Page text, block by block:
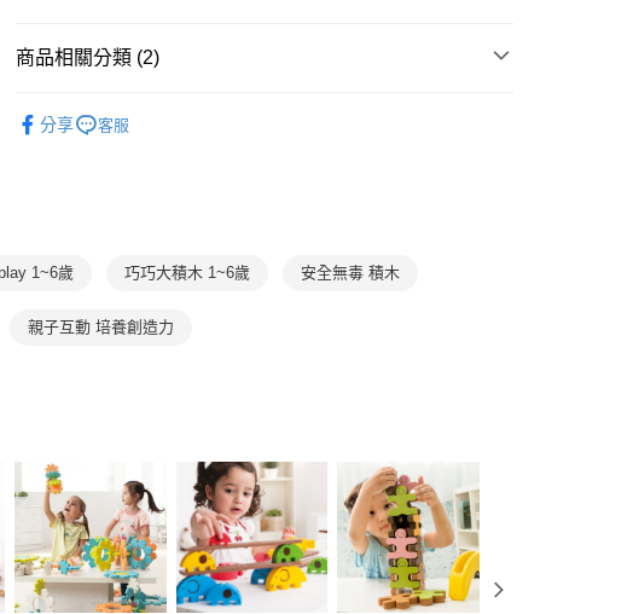
無法說明評估內容。
醒簡訊。
款買賣價金債權讓與本公司後，依約使用本公司帳單繳交帳款。
資料（包含姓名、電話或地址）提供予台灣大哥大進項蒐集、處理及利
用，由本公司與您本人進行分期帳單所需資料之確認、核對及更正。
３．安心：先確認商品／服務後，再付款。
１．於結帳方式選擇「AFTEE先享後付」後，將跳轉至「AFTEE先享後
先享後付繳納相關費用。
是否繳費成功／繳費後需取消欲退款等相關疑問，請聯繫「AFTEE先享後
２．關於個人資料處理事宜，請瀏覽以下網址：
https://aftee.tw/terms/#terms3
３．未成年的使用者請事先徵得法定代理人或監護人之同意方可使用
「AFTEE先享後付」，若未經同意申辦者引起之損失，本公司不負相關責
任。
４．使用「AFTEE先享後付」時，將依據個別帳號之用戶狀況，依本公司
即時審查核予不同之上限額度；若仍有額度不足之情形，本公司將視審查
運送方式
每筆NT$70，滿NT$800(含以上)免運費
商品相關分類 (2)
分享 客服
1~6歲 巧巧大積木 1~6歲 安全無毒 積木
親子互動 培養創造力